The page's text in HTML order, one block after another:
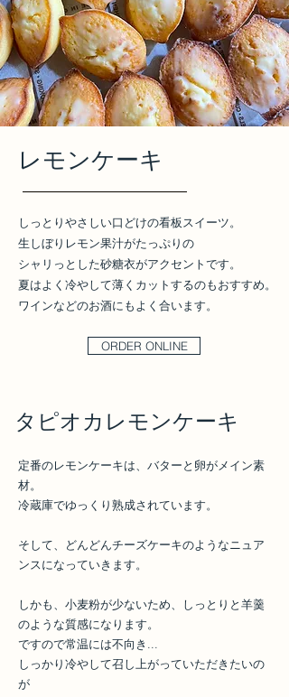
​レモンケーキ
しっとりやさしい口どけの看板スイーツ。
生しぼりレモン果汁がたっぷりの
シャリっとした砂糖衣がアクセントです。
夏はよく冷やして薄くカットするのもおすすめ。
ワインなどのお酒にもよく合います。
ORDER ONLINE
タピオカレモンケーキ
定番のレモンケーキは、バターと卵がメイン素
材。
冷蔵庫でゆっくり熟成されています。
そして、どんどんチーズケーキのようなニュア
ンスになっていきます。
しかも、小麦粉が少ないため、しっとりと羊羹
のような質感になります。
ですので常温には不向き...
しっかり冷やして召し上がっていただきたいの
が